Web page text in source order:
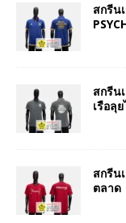
สกรีน
สกรีน
เรือลุ
สกรีน
ตลาด